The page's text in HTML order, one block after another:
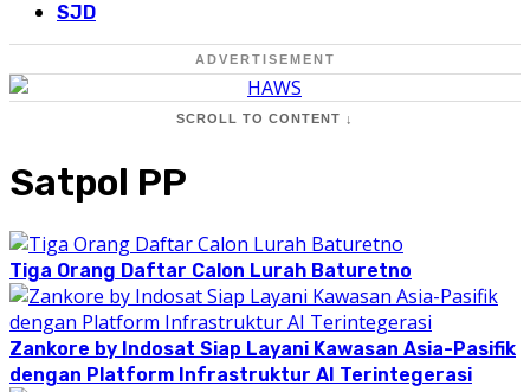
SJD
ADVERTISEMENT
SCROLL TO CONTENT ↓
Satpol PP
Tiga Orang Daftar Calon Lurah Baturetno
Zankore by Indosat Siap Layani Kawasan Asia-Pasifik
dengan Platform Infrastruktur AI Terintegerasi